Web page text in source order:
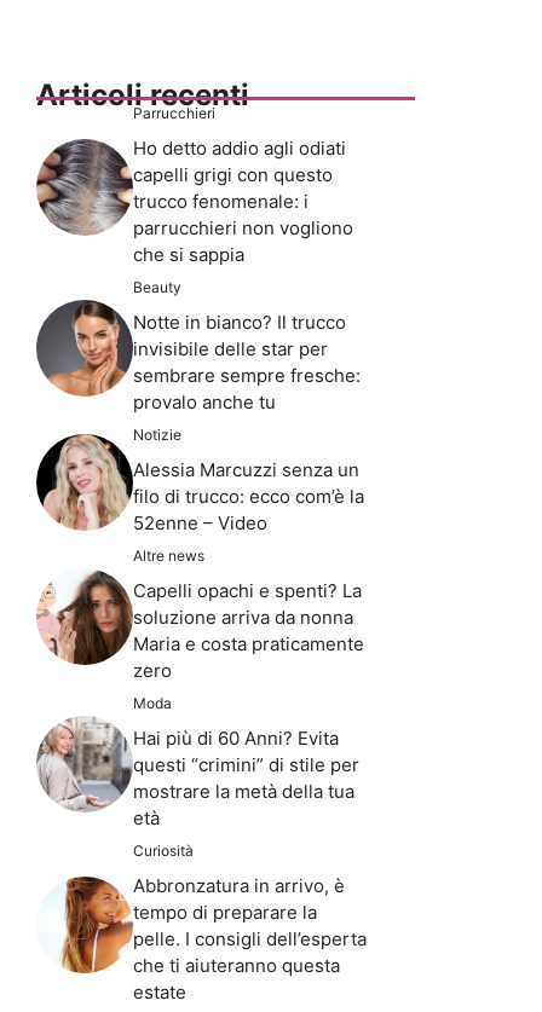
Articoli recenti
Parrucchieri
Ho detto addio agli odiati
capelli grigi con questo
trucco fenomenale: i
parrucchieri non vogliono
che si sappia
Beauty
Notte in bianco? Il trucco
invisibile delle star per
sembrare sempre fresche:
provalo anche tu
Notizie
Alessia Marcuzzi senza un
filo di trucco: ecco com’è la
52enne – Video
Altre news
Capelli opachi e spenti? La
soluzione arriva da nonna
Maria e costa praticamente
zero
Moda
Hai più di 60 Anni? Evita
questi “crimini” di stile per
mostrare la metà della tua
età
Curiosità
Abbronzatura in arrivo, è
tempo di preparare la
pelle. I consigli dell’esperta
che ti aiuteranno questa
estate